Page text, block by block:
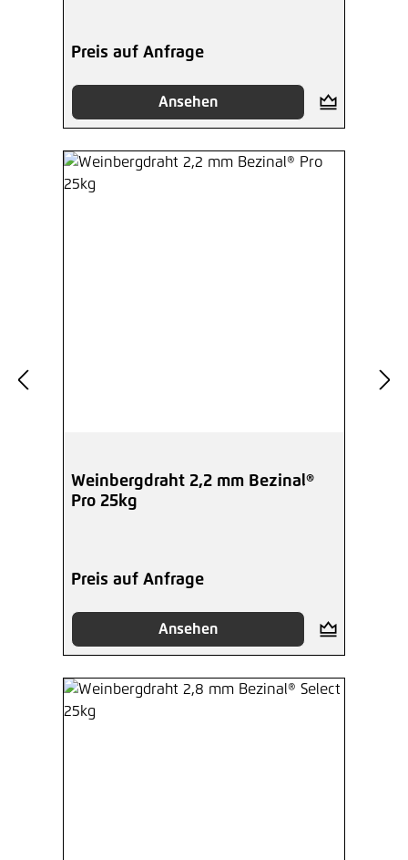
Preis auf Anfrage
Ansehen
Weinbergdraht 2,2 mm Bezinal®
Pro 25kg
Preis auf Anfrage
Ansehen